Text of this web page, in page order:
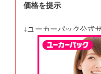
価格を提示
↓ユーカーパック公式